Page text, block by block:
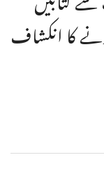
کا انکشاف